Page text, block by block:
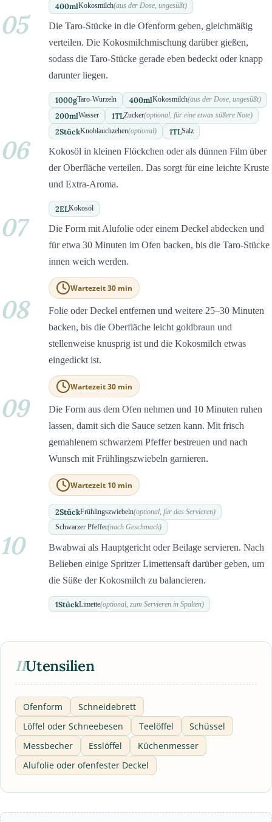
400mlKokosmilch(aus der Dose, ungesüßt)
05
Die Taro-Stücke in die Ofenform geben, gleichmäßig
verteilen. Die Kokosmilchmischung darüber gießen,
sodass die Taro-Stücke gerade eben bedeckt oder knapp
darunter liegen.
1000gTaro-Wurzeln 400mlKokosmilch(aus der Dose, ungesüßt)
200mlWasser 1TLZucker(optional, für eine etwas süßere Note)
2StückKnoblauchzehen(optional) 1TLSalz
06
Kokosöl in kleinen Flöckchen oder als dünnen Film über
der Oberfläche verteilen. Das sorgt für eine leichte Kruste
und Extra-Aroma.
2ELKokosöl
07
Die Form mit Alufolie oder einem Deckel abdecken und
für etwa 30 Minuten im Ofen backen, bis die Taro-Stücke
innen weich werden.
Wartezeit 30 min
08
Folie oder Deckel entfernen und weitere 25–30 Minuten
backen, bis die Oberfläche leicht goldbraun und
stellenweise knusprig ist und die Kokosmilch etwas
eingedickt ist.
Wartezeit 30 min
09
Die Form aus dem Ofen nehmen und 10 Minuten ruhen
lassen, damit sich die Sauce setzen kann. Mit frisch
gemahlenem schwarzem Pfeffer bestreuen und nach
Wunsch mit Frühlingszwiebeln garnieren.
Wartezeit 10 min
2StückFrühlingszwiebeln(optional, für das Servieren)
Schwarzer Pfeffer(nach Geschmack)
10
Bwabwai als Hauptgericht oder Beilage servieren. Nach
Belieben einige Spritzer Limettensaft darüber geben, um
die Süße der Kokosmilch zu balancieren.
1StückLimette(optional, zum Servieren in Spalten)
IIUtensilien
Ofenform
Schneidebrett
Löffel oder Schneebesen
Teelöffel
Schüssel
Messbecher
Esslöffel
Küchenmesser
Alufolie oder ofenfester Deckel